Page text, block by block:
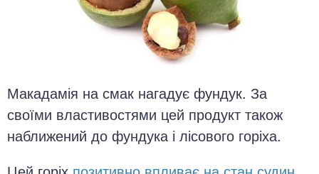
Макадамія на смак нагадує фундук. За
своїми властивостями цей продукт також
наближений до фундука і лісового горіха.